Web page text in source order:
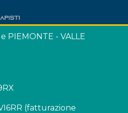
PIEMONTE - VALLE
(fatturazione